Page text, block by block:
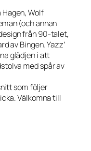
Wolf
(och annan
från 90-talet,
av Bingen, Yazz’
glädjen i att
med spår av
som följer
Välkomna till